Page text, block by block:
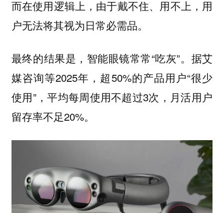
而在使用逻辑上，由于戴不住、用不上，用
户无法将其视为日常必需品。
最终的结果是，智能眼镜常常“吃灰”。据艾
媒咨询等2025年，超50%的产品用户“很少
使用”，平均每周使用不超过3次，月活用户
留存率不足20%。